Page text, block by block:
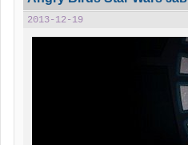
2013-12-19